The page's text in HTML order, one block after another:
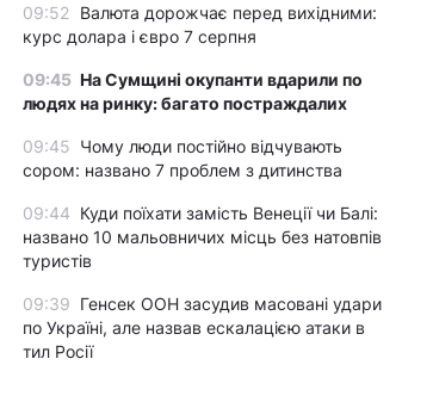
09:52
Валюта дорожчає перед вихідними:
курс долара і євро 7 серпня
09:45 На Сумщині окупанти вдарили по
людях на ринку: багато постраждалих
09:45 Чому люди постійно відчувають
сором: названо 7 проблем з дитинства
09:44 Куди поїхати замість Венеції чи Балі:
названо 10 мальовничих місць без натовпів
туристів
09:39 Генсек ООН засудив масовані удари
по Україні, але назвав ескалацією атаки в
тил Росії